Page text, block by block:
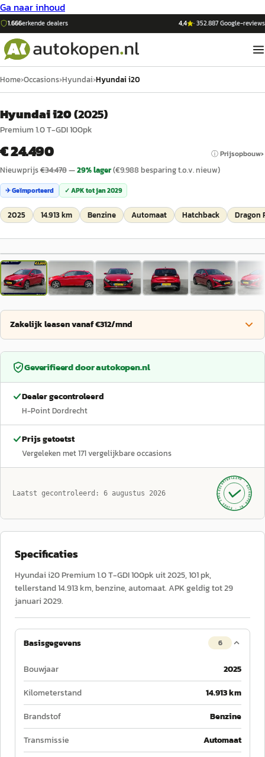
Ga naar inhoud
1.666erkende dealers 4,4 ·352.887Google-reviews
Home›Occasions›Hyundai›Hyundai i20
Hyundai i20(2025)
Premium 1.0 T-GDI 100pk
€ 24.490 ⓘ Prijsopbouw
Nieuwprijs€34.478—29% lager(€9.988 besparing t.o.v. nieuw)
✈ Geïmporteerd ✓ APK totjan 2029
2025 14.913 km Benzine Automaat Hatchback Dragon
1/31
Zakelijk leasen vanaf €312/mnd
Geverifieerd doorautokopen.nl
Dealer gecontroleerd
H-Point Dordrecht
Prijs getoetst
Vergeleken met171vergelijkbare occasions
Laatst gecontroleerd: 6 augustus 2026 GECONTROLEERD ·
AUTOKOPEN.NL
· SINDS 1999 ·
Specificaties
Hyundai i20 Premium 1.0 T-GDI 100pk uit 2025, 101 pk,
tellerstand 14.913 km, benzine, automaat. APK geldig tot 29
januari 2029.
Basisgegevens 6
Bouwjaar
2025
Kilometerstand
14.913 km
Brandstof
Benzine
Transmissie
Automaat